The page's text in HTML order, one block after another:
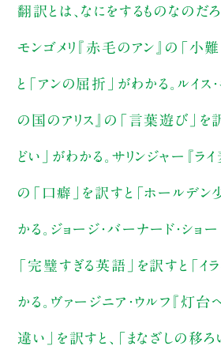
翻訳とは、なにをするものなのだろ
モンゴメリ『赤毛のアン』の「小
と「アンの屈折」がわかる。ルイス
の国のアリス』の「言葉遊び」を
どい」がわかる。サリンジャー『ラ
の「口癖」を訳すと「ホールデ
かる。ジョージ・バーナード・ショ
「完璧すぎる英語」を訳すと「イ
かる。ヴァージニア・ウルフ『灯
違い」を訳すと、「まなざしの移